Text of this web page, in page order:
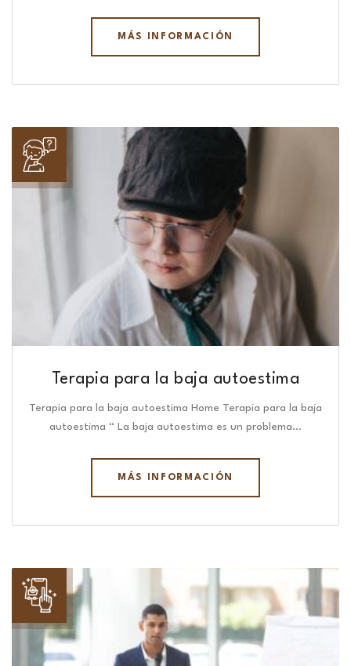
MÁS INFORMACIÓN
Terapia para la baja autoestima
Terapia para la baja autoestima Home Terapia para la baja
autoestima “ La baja autoestima es un problema…
MÁS INFORMACIÓN